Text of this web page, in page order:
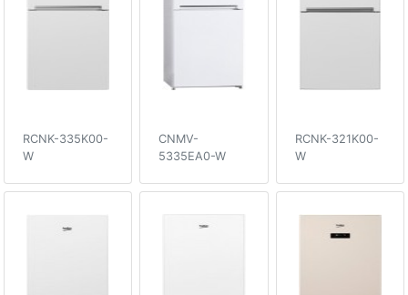
RCNK-335K00-
W
CNMV-
5335EA0-W
RCNK-321K00-
W